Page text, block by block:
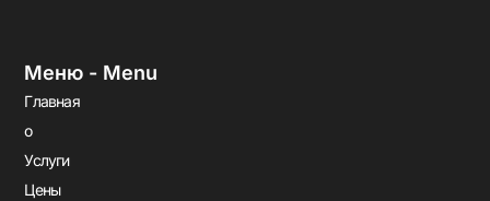
Меню - Menu
Главная
о
Услуги
Цены